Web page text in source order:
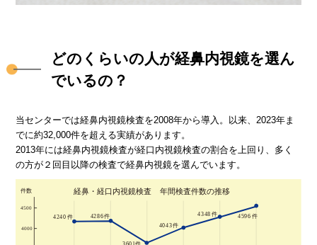
どのくらいの人が経鼻内視鏡を選ん
でいるの？
当センターでは経鼻内視鏡検査を2008年から導入。以来、2023年ま
でに約32,000件を超える実績があります。
2013年には経鼻内視鏡検査が経口内視鏡検査の割合を上回り、多く
の方が２回目以降の検査で経鼻内視鏡を選んでいます。